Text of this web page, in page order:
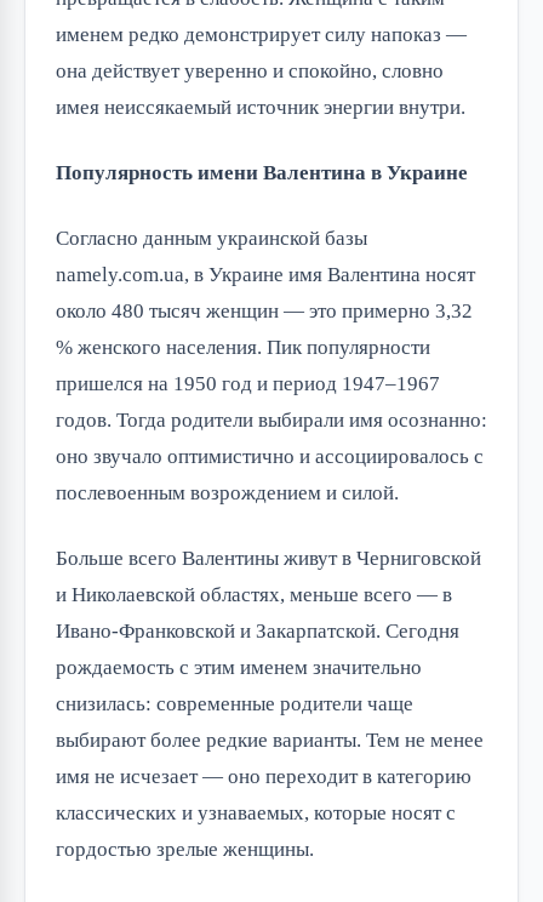
именем редко демонстрирует силу напоказ —
она действует уверенно и спокойно, словно
имея неиссякаемый источник энергии внутри.
Популярность имени Валентина в Украине
Согласно данным украинской базы
namely.com.ua, в Украине имя Валентина носят
около 480 тысяч женщин — это примерно 3,32
% женского населения. Пик популярности
пришелся на 1950 год и период 1947–1967
годов. Тогда родители выбирали имя осознанно:
оно звучало оптимистично и ассоциировалось с
послевоенным возрождением и силой.
Больше всего Валентины живут в Черниговской
и Николаевской областях, меньше всего — в
Ивано-Франковской и Закарпатской. Сегодня
рождаемость с этим именем значительно
снизилась: современные родители чаще
выбирают более редкие варианты. Тем не менее
имя не исчезает — оно переходит в категорию
классических и узнаваемых, которые носят с
гордостью зрелые женщины.